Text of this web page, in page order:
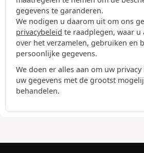
gegevens te garanderen.
We nodigen u daarom uit om ons
privacybeleid te raadplegen, waar
over het verzamelen, gebruiken en
persoonlijke gegevens.
We doen er alles aan om uw
uw gegevens met de grootst
behandelen.